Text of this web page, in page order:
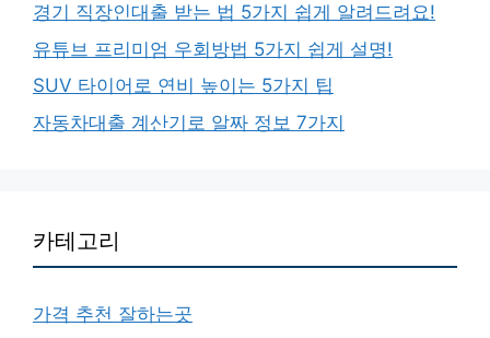
경기 직장인대출 받는 법 5가지 쉽게 알려드려요!
유튜브 프리미엄 우회방법 5가지 쉽게 설명!
SUV 타이어로 연비 높이는 5가지 팁
자동차대출 계산기로 알짜 정보 7가지
카테고리
가격 추천 잘하는곳